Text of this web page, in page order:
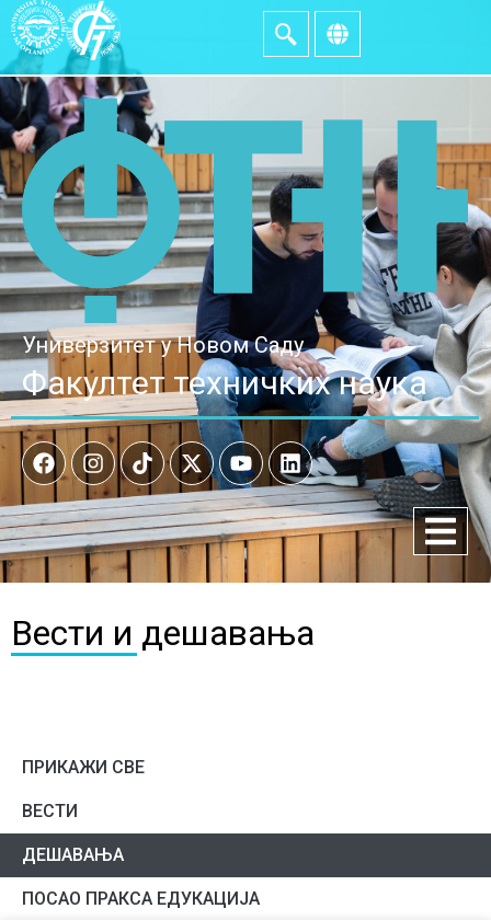
Универзитет у Новом Саду
Факултет техничких наука
Вести и дешавања
ПРИКАЖИ СВЕ
ВЕСТИ
ДЕШАВАЊА
ПОСАО ПРАКСА ЕДУКАЦИЈА